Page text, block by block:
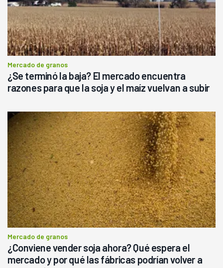
Mercado de granos
¿Se terminó la baja? El mercado encuentra
razones para que la soja y el maíz vuelvan a subir
Mercado de granos
¿Conviene vender soja ahora? Qué espera el
mercado y por qué las fábricas podrían volver a